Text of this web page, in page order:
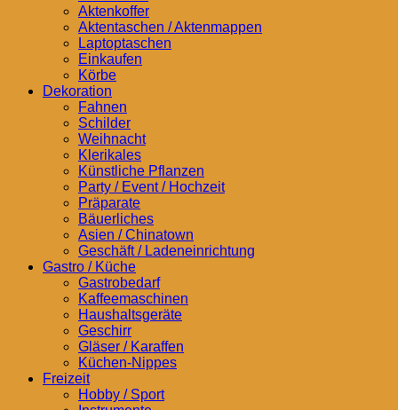
Aktenkoffer
Aktentaschen / Aktenmappen
Laptoptaschen
Einkaufen
Körbe
Dekoration
Fahnen
Schilder
Weihnacht
Klerikales
Künstliche Pflanzen
Party / Event / Hochzeit
Präparate
Bäuerliches
Asien / Chinatown
Geschäft / Ladeneinrichtung
Gastro / Küche
Gastrobedarf
Kaffeemaschinen
Haushaltsgeräte
Geschirr
Gläser / Karaffen
Küchen-Nippes
Freizeit
Hobby / Sport